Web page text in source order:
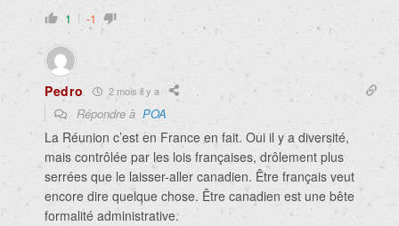
1 -1
Pedro 2 mois il y a
Répondre à POA
La Réunion c’est en France en fait. Oui il y a diversité,
mais contrôlée par les lois françaises, drôlement plus
serrées que le laisser-aller canadien. Être français veut
encore dire quelque chose. Être canadien est une bête
formalité administrative.